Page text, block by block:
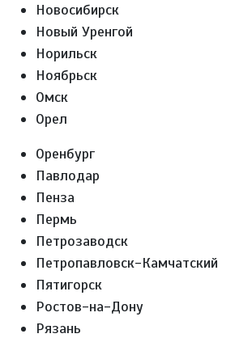
Новосибирск
Новый Уренгой
Норильск
Ноябрьск
Омск
Орел
Оренбург
Павлодар
Пенза
Пермь
Петрозаводск
Петропавловск-Камчатский
Пятигорск
Ростов-на-Дону
Рязань